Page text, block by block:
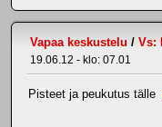
Vapaa keskustelu / Vs:
19.06.12 - klo: 07.01
Pisteet ja peukutus tälle